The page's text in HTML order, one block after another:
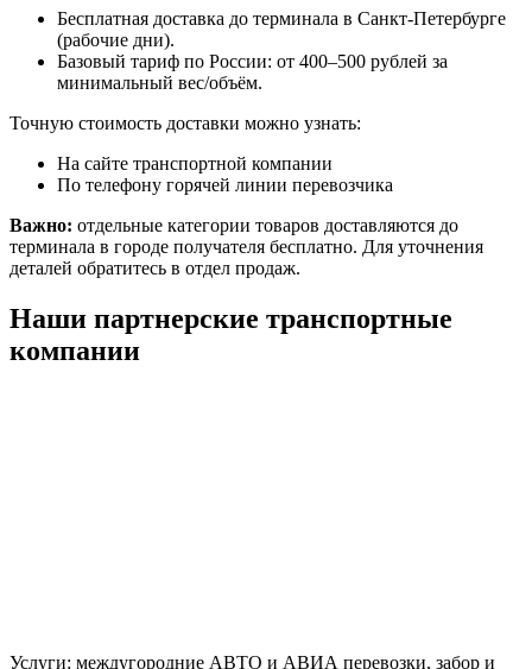
Бесплатная доставка до терминала в Санкт-Петербурге
(рабочие дни).
Базовый тариф по России: от 400–500 рублей за
минимальный вес/объём.
Точную стоимость доставки можно узнать:
На сайте транспортной компании
По телефону горячей линии перевозчика
Важно: отдельные категории товаров доставляются до
терминала в городе получателя бесплатно. Для уточнения
деталей обратитесь в отдел продаж.
Наши партнерские транспортные
компании
Услуги: междугородние АВТО и АВИА перевозки, забор и